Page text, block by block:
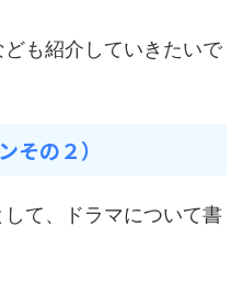
も紹介していきたいで
その２）
て、ドラマについて書